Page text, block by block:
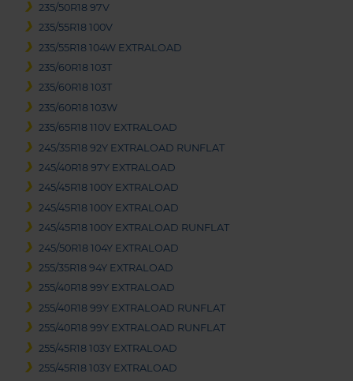
235/50R18 97V
235/55R18 100V
235/55R18 104W EXTRALOAD
235/60R18 103T
235/60R18 103T
235/60R18 103W
235/65R18 110V EXTRALOAD
245/35R18 92Y EXTRALOAD RUNFLAT
245/40R18 97Y EXTRALOAD
245/45R18 100Y EXTRALOAD
245/45R18 100Y EXTRALOAD
245/45R18 100Y EXTRALOAD RUNFLAT
245/50R18 104Y EXTRALOAD
255/35R18 94Y EXTRALOAD
255/40R18 99Y EXTRALOAD
255/40R18 99Y EXTRALOAD RUNFLAT
255/40R18 99Y EXTRALOAD RUNFLAT
255/45R18 103Y EXTRALOAD
255/45R18 103Y EXTRALOAD